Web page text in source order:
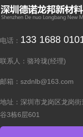
电话： 133 1688
联系人：骆玲珑(经理)
邮箱：szdnlb@163.com
地址：深圳市龙岗区龙岗
谷3栋6层601